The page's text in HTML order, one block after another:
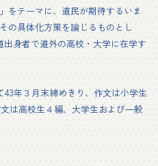
をテーマに、道民が期待するいま
の具体化方策を論じるものとし
身者で道外の高校・大学に在学す
43年３月末締めきり、作文は小学生
は高校生４編、大学生および一般